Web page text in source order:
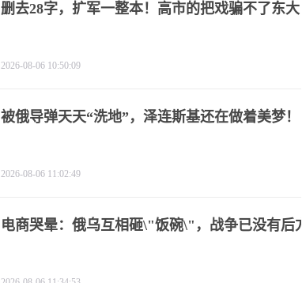
删去28字，扩军一整本！高市的把戏骗不了东大
2026-08-06 10:50:09
被俄导弹天天“洗地”，泽连斯基还在做着美梦！
2026-08-06 11:02:49
电商哭晕：俄乌互相砸\"饭碗\"，战争已没有后方